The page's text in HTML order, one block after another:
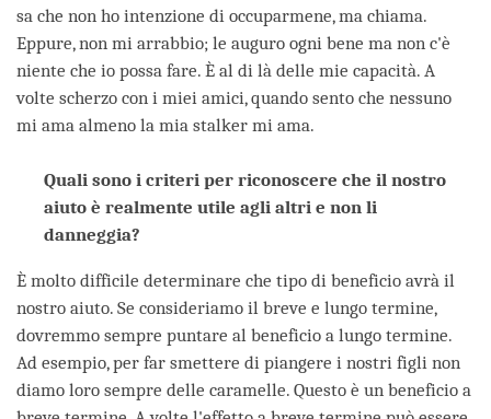
sa che non ho intenzione di occuparmene, ma chiama.
Eppure, non mi arrabbio; le auguro ogni bene ma non c'è
niente che io possa fare. È al di là delle mie capacità. A
volte scherzo con i miei amici, quando sento che nessuno
mi ama almeno la mia stalker mi ama.
Quali sono i criteri per riconoscere che il nostro
aiuto è realmente utile agli altri e non li
danneggia?
È molto difficile determinare che tipo di beneficio avrà il
nostro aiuto. Se consideriamo il breve e lungo termine,
dovremmo sempre puntare al beneficio a lungo termine.
Ad esempio, per far smettere di piangere i nostri figli non
diamo loro sempre delle caramelle. Questo è un beneficio a